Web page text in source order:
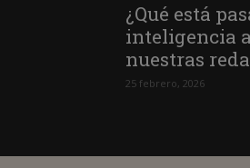
¿Qué está
inteligencia
nuestras
25 febrero, 2026